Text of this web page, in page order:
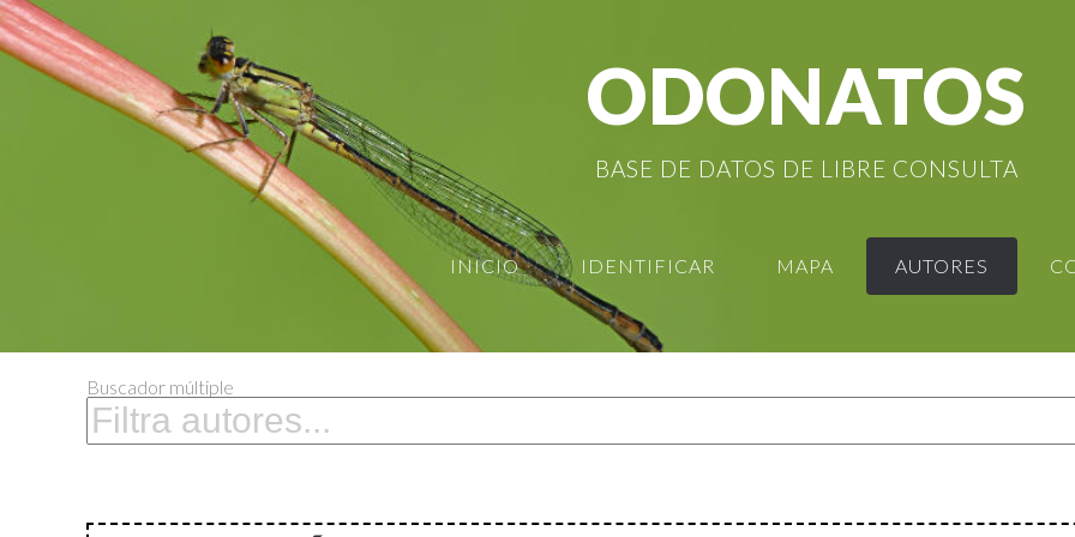
ODONATOS
BASE DE DATOS DE LIBRE CONSULTA
INICIO IDENTIFICAR MAPA AUTORES
Buscador múltiple